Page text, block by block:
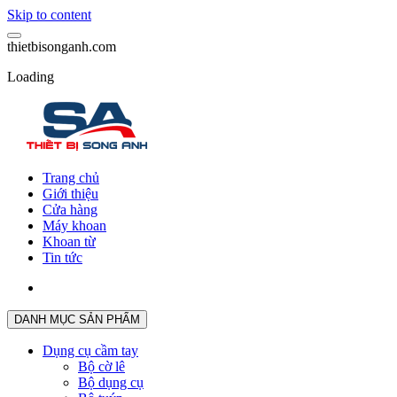
Skip to content
thietbisonganh.com
Loading
Trang chủ
Giới thiệu
Cửa hàng
Máy khoan
Khoan từ
Tin tức
DANH MỤC SẢN PHẨM
Dụng cụ cầm tay
Bộ cờ lê
Bộ dụng cụ